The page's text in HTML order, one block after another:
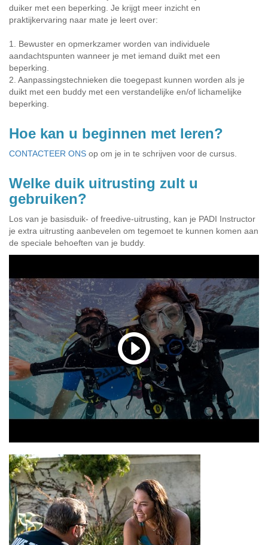
duiker met een beperking. Je krijgt meer inzicht en
praktijkervaring naar mate je leert over:
1. Bewuster en opmerkzamer worden van individuele
aandachtspunten wanneer je met iemand duikt met een
beperking.
2. Aanpassingstechnieken die toegepast kunnen worden als je
duikt met een buddy met een verstandelijke en/of lichamelijke
beperking.
Hoe kan u beginnen met leren?
CONTACTEER ONS op om je in te schrijven voor de cursus.
Welke duik uitrusting zult u
gebruiken?
Los van je basisduik- of freedive-uitrusting, kan je PADI Instructor
je extra uitrusting aanbevelen om tegemoet te kunnen komen aan
de speciale behoeften van je buddy.